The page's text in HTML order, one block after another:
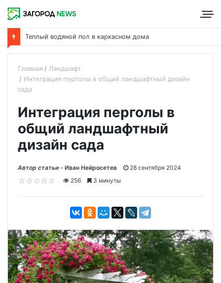
Что такое пароизоляция и ее роль в утеплении дома
Главная
Ландшафт
Интеграция перголы в общий ландшафтный дизайн
сада
Интеграция перголы в
общий ландшафтный
дизайн сада
Автор статьи - Иван Нейросетев
28 сентября 2024
256
3 минуты